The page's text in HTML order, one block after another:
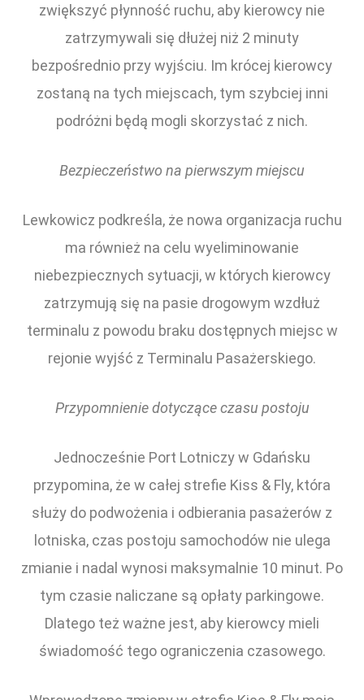
zwiększyć płynność ruchu, aby kierowcy nie
zatrzymywali się dłużej niż 2 minuty
bezpośrednio przy wyjściu. Im krócej kierowcy
zostaną na tych miejscach, tym szybciej inni
podróżni będą mogli skorzystać z nich.
Bezpieczeństwo na pierwszym miejscu
Lewkowicz podkreśla, że nowa organizacja ruchu
ma również na celu wyeliminowanie
niebezpiecznych sytuacji, w których kierowcy
zatrzymują się na pasie drogowym wzdłuż
terminalu z powodu braku dostępnych miejsc w
rejonie wyjść z Terminalu Pasażerskiego.
Przypomnienie dotyczące czasu postoju
Jednocześnie Port Lotniczy w Gdańsku
przypomina, że w całej strefie Kiss & Fly, która
służy do podwożenia i odbierania pasażerów z
lotniska, czas postoju samochodów nie ulega
zmianie i nadal wynosi maksymalnie 10 minut. Po
tym czasie naliczane są opłaty parkingowe.
Dlatego też ważne jest, aby kierowcy mieli
świadomość tego ograniczenia czasowego.